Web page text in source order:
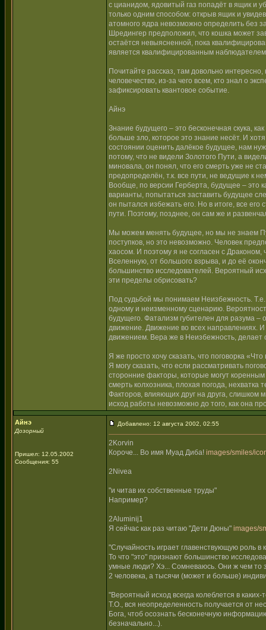
с цианидом, ядовитый газ попадёт в ящик и
только одним способом: открыв ящик и
атомного ядра невозможно определить без
Шредингер предположил, что кошка может
остаётся невыясненной, пока
является квалифицированным
Почитайте рассказ, там довольно
человечество, из-за чего всем, кто знал о
зафиксировать квантовое событие.
Айнэ
Знание будущего – это бесконечная скука,
больше зло, которое это знание несёт. И
состоянии оценить далёкое будущее, нам
потому, что не видели Золотого Пути, а
миновала, он понял, что его смерть уже не
предопределён, т.к. все пути, не ведущие к
Вообще, по версии Герберта, будущее – это
варианты, попытаться заставить будущее
он пытался избежать его. Но в итоге, все
пути. Поэтому, позднее, он сам же и
Мы можем менять будущее, но мы не знаем
поступков, но это невозможно. Человек
хаосом. И поэтому я не согласен с
Вселенную, от большого взрыва, и до её
большинство исследователей. Вероятный
эти пределы обрисовать?
Под судьбой мы понимаем Неизбежность.
одному и неизменному сценарию.
будущего. Фатализм губителен для разума –
движение. Движение во всех направлениях.
движением. Вера же в Неизбежность, делает
Я же просто хочу сказать, что поговорка
Я могу сказать, что если рассматривать
сторонние факторы, которые могут
смерть колхозника, плохая погода, нехватка
Факторов, влияющих друг на друга, слишком
исход работы невозможно до того, как она
Айнэ
Дозорный
Пришел: 12.05.2002
Сообщения: 55
Добавлено: 12 августа 2002, 02:55
2Korvin
Короче... Во имя Муад Диба! images/smiles/
2Nivea
"и читав их собственные труды"
Например?
2Aluminij1
Я сейчас как раз читаю "Дети Дюны" images/
"Случайность играет главенствующую роль
То что "это" признают большинство
умные люди? Хэ... Сомневаюсь. Они ж чем то
2 человека, а тысячи (может и больше)
"Вероятный исход всегда колеблется в
Т.О., вся неопределенность получается от
Бога, чтоб осознать бесконечную
безначально...).